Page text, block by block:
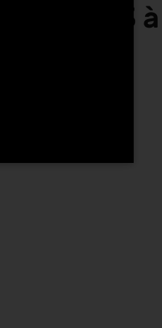
MX5U3 à